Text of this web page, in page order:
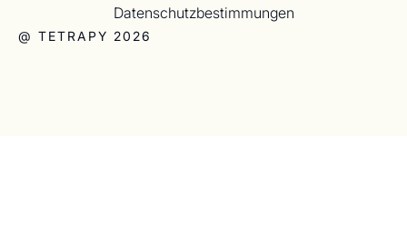
@ TETRAPY 2026
Datenschutzbestimmungen